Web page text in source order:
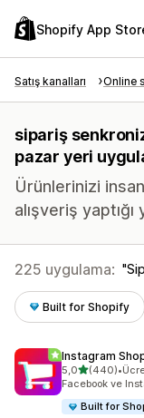
Shopify App
Satış kanalları Online
sipariş
pazar yeri
Ürünlerinizi
alışveriş
225 uygulama:
Built for Shopify
Instagram
5,05 yıldız
(440)
toplam 440•
Facebook ve
Built for